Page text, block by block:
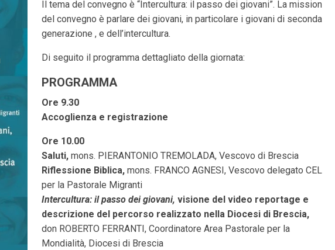
Il tema del convegno è “Intercultura: il passo dei giovani”. La mission
del convegno è parlare dei giovani, in particolare i giovani di seconda
generazione , e dell’intercultura.
Di seguito il programma dettagliato della giornata:
PROGRAMMA
Ore 9.30
Accoglienza e registrazione
Ore 10.00
Saluti, mons. PIERANTONIO TREMOLADA, Vescovo di Brescia
Riflessione Biblica, mons. FRANCO AGNESI, Vescovo delegato CEL
per la Pastorale Migranti
Intercultura: il passo dei giovani, visione del video reportage e
descrizione del percorso realizzato nella Diocesi di Brescia,
don ROBERTO FERRANTI, Coordinatore Area Pastorale per la
Mondialità, Diocesi di Brescia